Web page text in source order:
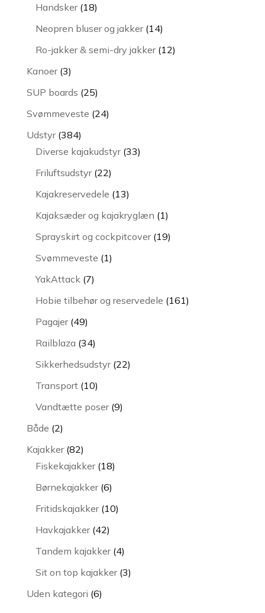
Handsker 1818
Neopren bluser og jakker 1414
varer
Ro-jakker & semi-dry jakker 1212
Kanoer 33
varer
SUP boards 2525
varer
Svømmeveste 2424
Udstyr 384384
varer
Diverse kajakudstyr 3333
Friluftsudstyr 2222
varer
Kajakreservedele 1313
varer
Kajaksæder og kajakryglæn 11
vare
Sprayskirt og cockpitcover 1919
Svømmeveste 11
YakAttack 77
Hobie tilbehør og reservedele 161161
Pagajer 4949
varer
Railblaza 3434
varer
Sikkerhedsudstyr 2222
Transport 1010
varer
Vandtætte poser 99
Både 22
varer
Kajakker 8282
varer
Fiskekajakker 1818
Børnekajakker 66
varer
Fritidskajakker 1010
Havkajakker 4242
varer
Tandem kajakker 44
varer
Sit on top kajakker 33
Uden kategori 66